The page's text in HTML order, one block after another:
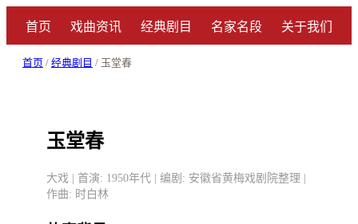
首页 戏曲资讯 经典剧目 名家名段 关于我们
首页 / 经典剧目 / 玉堂春
玉堂春
大戏 | 首演: 1950年代 | 编剧: 安徽省黄梅戏剧院整理 |
作曲: 时白林